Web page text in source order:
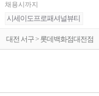
채용시까지
시세이도프로패셔널뷰티
대전 서구 > 롯데백화점대전점